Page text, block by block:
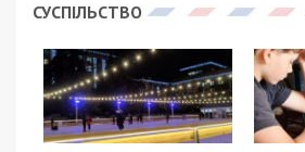
СУСПІЛЬСТВО